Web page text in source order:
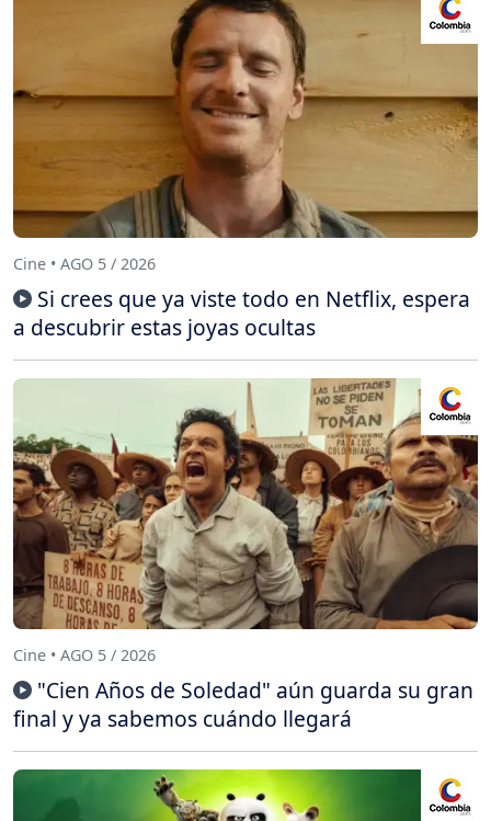
Cine • AGO 5 / 2026
Si crees que ya viste todo en Netflix, espera
a descubrir estas joyas ocultas
Cine • AGO 5 / 2026
"Cien Años de Soledad" aún guarda su gran
final y ya sabemos cuándo llegará